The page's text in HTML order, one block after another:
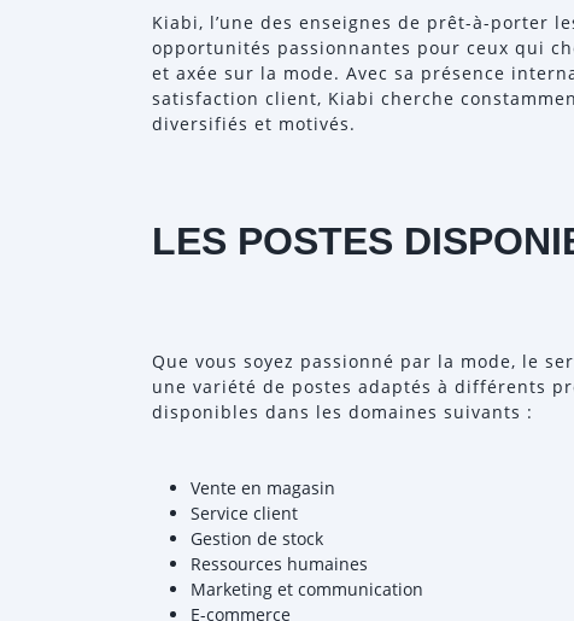
Kiabi, l’une des enseignes de prêt-à-porter
opportunités passionnantes pour ceux qui
et axée sur la mode. Avec sa présence
satisfaction client, Kiabi cherche
diversifiés et motivés.
LES POSTES
Que vous soyez passionné par la mode, le
une variété de postes adaptés à différents
disponibles dans les domaines suivants :
Vente en magasin
Service client
Gestion de stock
Ressources humaines
Marketing et communication
E-commerce